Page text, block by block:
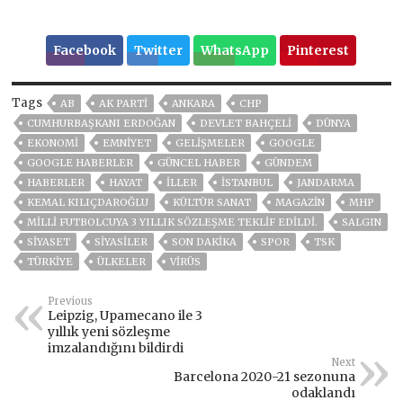
Facebook Twitter WhatsApp Pinterest
Tags AB AK PARTİ ANKARA
CHP
CUMHURBAŞKANI ERDOĞAN
DEVLET BAHÇELİ
DÜNYA
EKONOMİ
EMNİYET GELIŞMELER
GOOGLE
GOOGLE HABERLER
GÜNCEL HABER
GÜNDEM
HABERLER
HAYAT İLLER ISTANBUL
JANDARMA
KEMAL KILIÇDAROĞLU
KÜLTÜR SANAT MAGAZİN
MHP
MILLI FUTBOLCUYA 3 YILLIK SÖZLEŞME TEKLIF EDILDI.
SALGIN
SİYASET
SİYASİLER SON DAKIKA SPOR
TSK
TÜRKİYE
ÜLKELER VIRÜS
Previous
Leipzig, Upamecano ile 3
yıllık yeni sözleşme
imzalandığını bildirdi
Next
Barcelona 2020-21 sezonuna
odaklandı